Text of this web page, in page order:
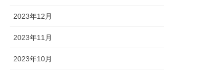
2023年12月
2023年11月
2023年10月